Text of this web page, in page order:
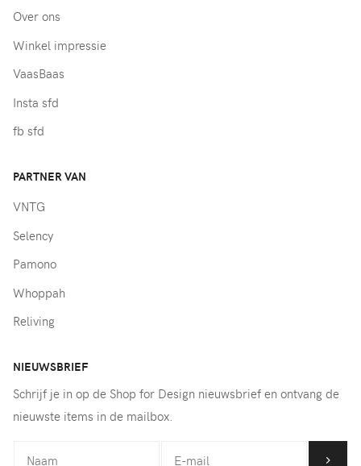
Over ons
Winkel impressie
VaasBaas
Insta sfd
fb sfd
PARTNER VAN
VNTG
Selency
Pamono
Whoppah
Reliving
NIEUWSBRIEF
Schrijf je in op de Shop for Design nieuwsbrief en ontvang de
nieuwste items in de mailbox.